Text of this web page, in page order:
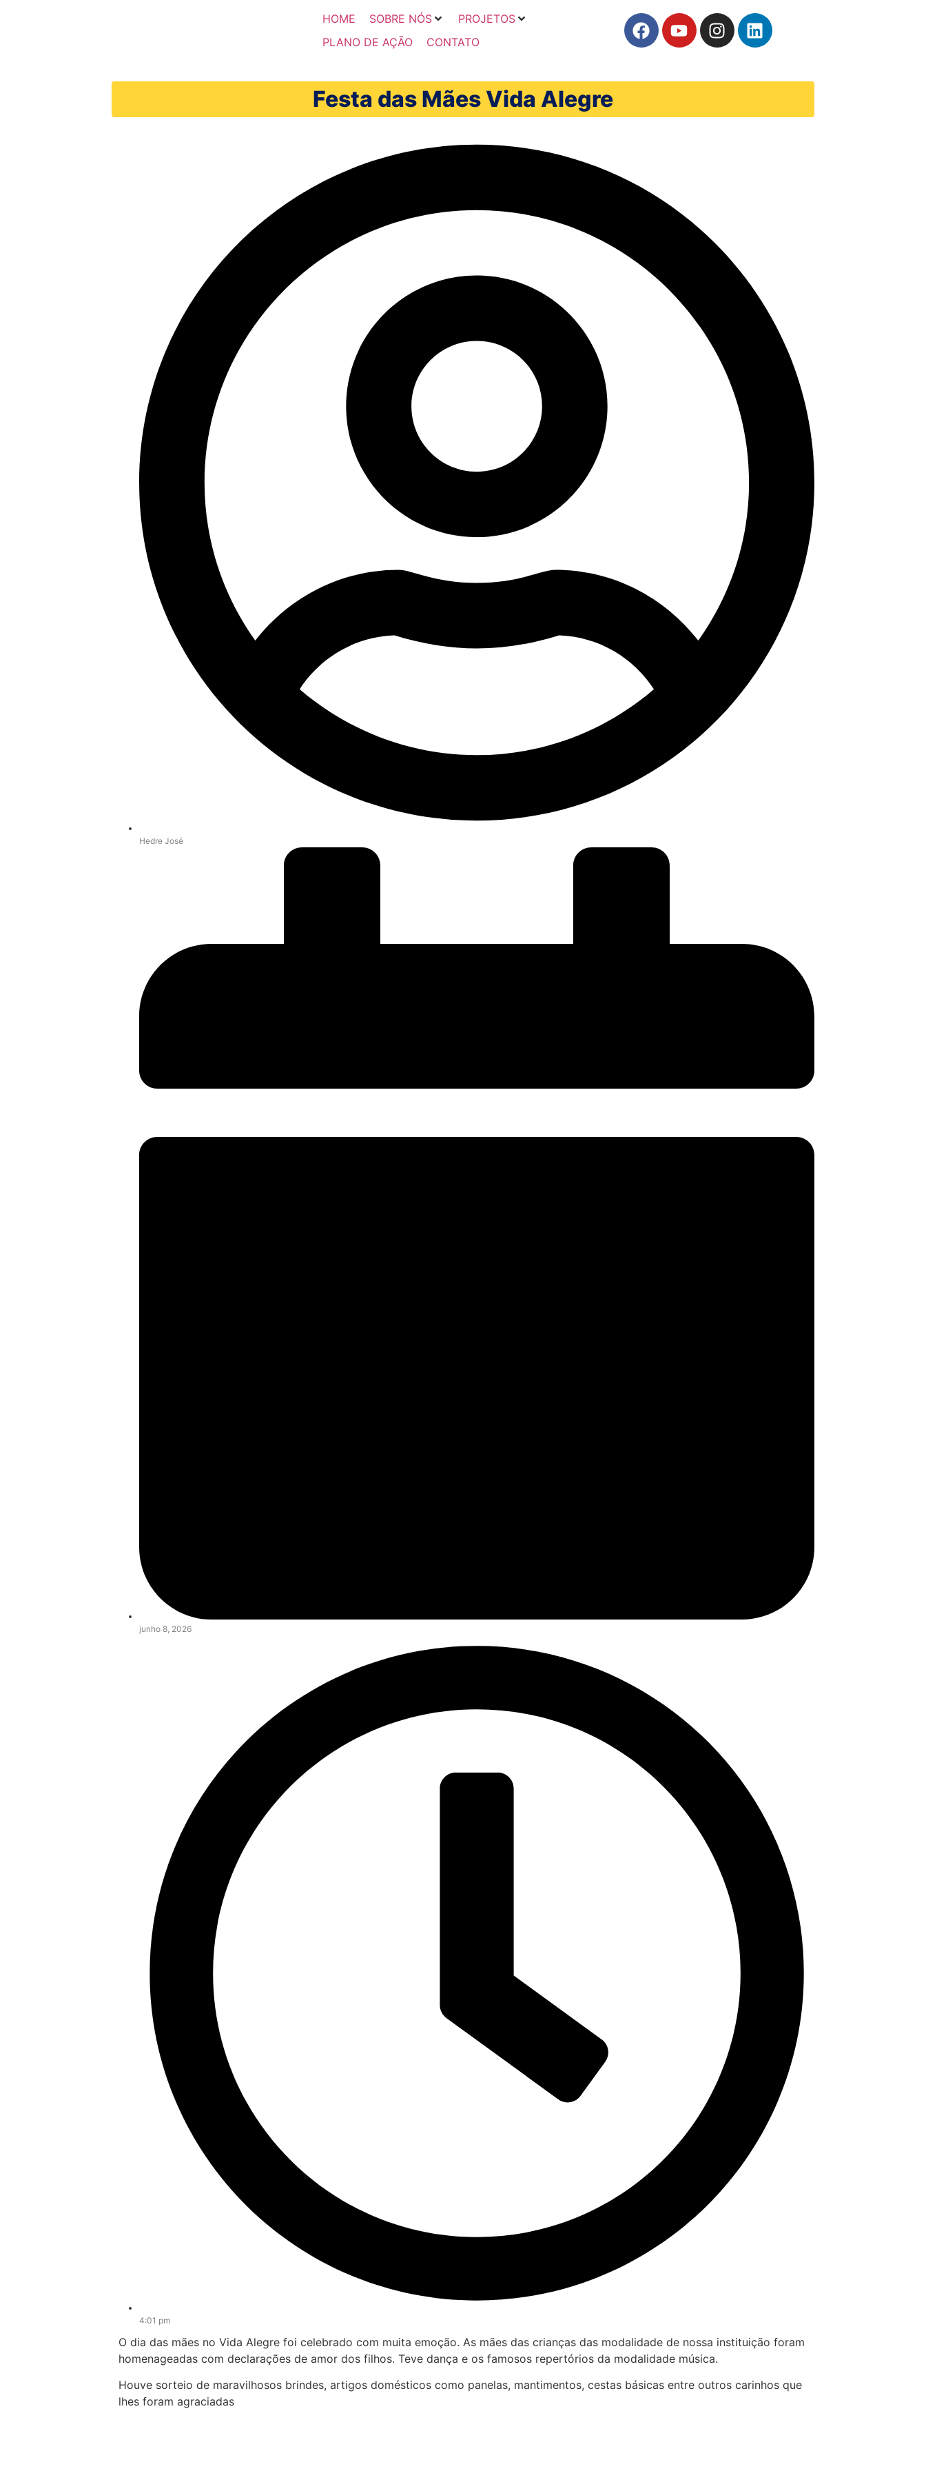
HOME SOBRE NÓS
PROJETOS
PLANO DE AÇÃO
CONTATO
Festa das Mães Vida Alegre
Hedre José
junho 8, 2026
4:01 pm
O dia das mães no Vida Alegre foi celebrado com muita emoção. As mães das crianças das modalidade de nossa instituição foram
homenageadas com declarações de amor dos filhos. Teve dança e os famosos repertórios da modalidade música.
Houve sorteio de maravilhosos brindes, artigos domésticos como panelas, mantimentos, cestas básicas entre outros carinhos que
lhes foram agraciadas